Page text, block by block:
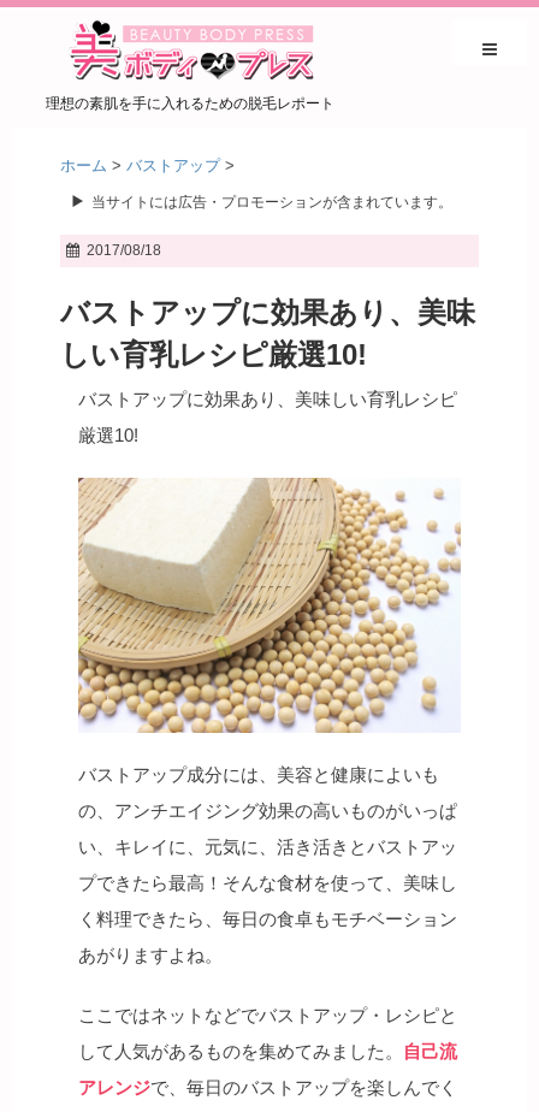
理想の素肌を手に入れるための脱毛レポート
ホーム > バストアップ >
当サイトには広告・プロモーションが含まれています。
2017/08/18
バストアップに効果あり、美味
しい育乳レシピ厳選10!
バストアップに効果あり、美味しい育乳レシピ
厳選10!
バストアップ成分には、美容と健康によいも
の、アンチエイジング効果の高いものがいっぱ
い、キレイに、元気に、活き活きとバストアッ
プできたら最高！そんな食材を使って、美味し
く料理できたら、毎日の食卓もモチベーション
あがりますよね。
ここではネットなどでバストアップ・レシピと
して人気があるものを集めてみました。
自己流
アレンジで、毎日のバストアップを楽しんでく